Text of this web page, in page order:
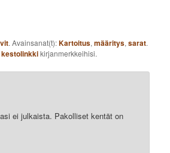
. Avainsanat(t):Kartoitus,määritys,sarat.
kestolinkkikirjanmerkkeihisi.
ei julkaista. Pakolliset kentät on